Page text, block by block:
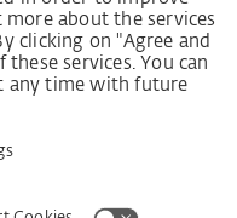
toeleveringsketen
toeleveringsketen